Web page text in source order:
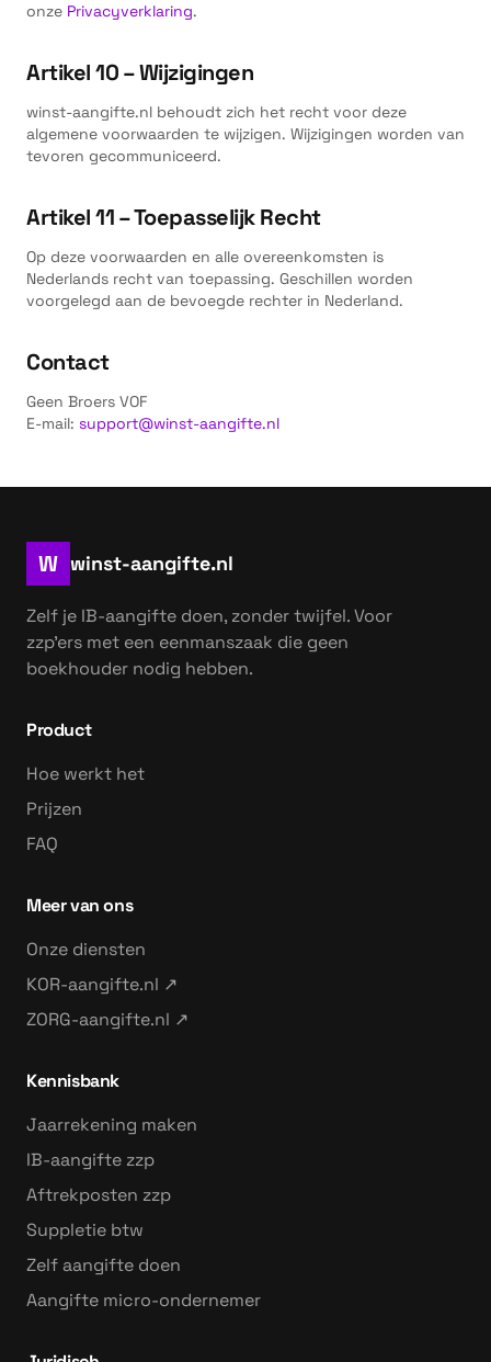
onze Privacyverklaring.
Artikel 10 – Wijzigingen
winst-aangifte.nl behoudt zich het recht voor deze
algemene voorwaarden te wijzigen. Wijzigingen worden van
tevoren gecommuniceerd.
Artikel 11 – Toepasselijk Recht
Op deze voorwaarden en alle overeenkomsten is
Nederlands recht van toepassing. Geschillen worden
voorgelegd aan de bevoegde rechter in Nederland.
Contact
Geen Broers VOF
E-mail: support@winst-aangifte.nl
W winst-aangifte.nl
Zelf je IB-aangifte doen, zonder twijfel. Voor
zzp'ers met een eenmanszaak die geen
boekhouder nodig hebben.
Product
Hoe werkt het
Prijzen
FAQ
Meer van ons
Onze diensten
KOR-aangifte.nl ↗
ZORG-aangifte.nl ↗
Kennisbank
Jaarrekening maken
IB-aangifte zzp
Aftrekposten zzp
Suppletie btw
Zelf aangifte doen
Aangifte micro-ondernemer